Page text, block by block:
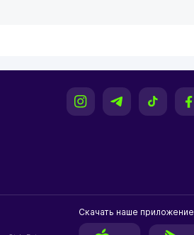
Скачать наше приложение